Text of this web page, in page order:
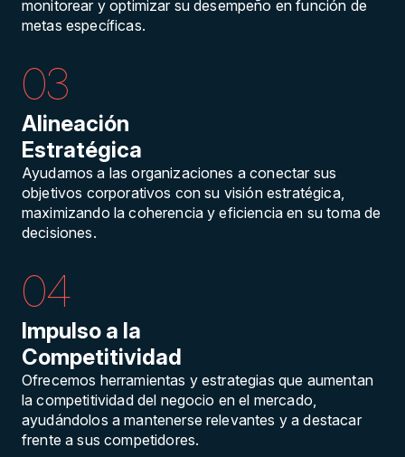
monitorear y optimizar su desempeño en función de
metas específicas.
03
Alineación
Estratégica
Ayudamos a las organizaciones a conectar sus
objetivos corporativos con su visión estratégica,
maximizando la coherencia y eficiencia en su toma de
decisiones.
04
Impulso a la
Competitividad
Ofrecemos herramientas y estrategias que aumentan
la competitividad del negocio en el mercado,
ayudándolos a mantenerse relevantes y a destacar
frente a sus competidores.